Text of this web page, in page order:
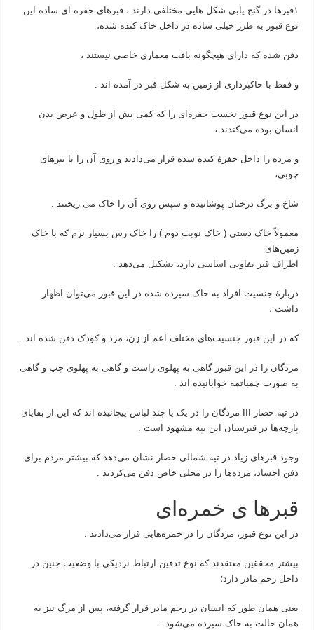
۱قبرها در گنج یابی شکل هایی مختلفی دارند ، قبرهای حفره ای ساده این
نوع قبور به طرز خیلی ساده در داخل خاک کنده شده،
دفن شده که دارای هیچگونه بافت معماری خاصی نیستند ،
و فقط با خاکبرداری از زمین به شکل قبر در آمده اند .
در این نوع قبور نخست حفره‌ای را که کمی یش از طول و عرض بدن
انسان بوده می‌کندند ،
و مرده را داخل حفرهٔ کنده شده قرار می‌دادند و روی آن را با تیرهای
چوبی،
شاخ و برگ درختان پوشانیده و سپس روی آن را خاک می ریختند .
معمولاً خاک دستی ( خاک نوبت دوم ) را خاک رس بسیار نرم که با خاک
زمین‌های
اطراف قبر تفاوتی اساسی دارد، تشکیل می‌دهد .
دربارهٔ جنسیت افراد به خاک سپرده شده در این قبور می‌توان اظهار
داشت ،
که در این قبور جنسیت‌های مختلف اعم از زن، مرد و کودک دفن شده اند .
مردگان را در این قبور گاهی به پهلوی راست و گاهی به پهلوی چپ و گاهی
به صورت چمباتمه خوابانیده اند .
در تپه حصار III مردگان را در یک یا چند لباس پیچانیده اند که این از بقایای
پارچه‌ها در قبرستان این تپه مشهود است .
وجود قبرهای زیاد در تپه شمالی حصار نشان می‌دهد که بیشتر مردم برای
دفن اجساد، مرده‌ها را در محلی خاص دفن می‌کردند .
قبرها ی خمره‌ای
در این نوع قبور، مردگان را در خمره‌هایی قرار می‌دادند .
بیشتر محققین معتقدند که نوع تدفین ارتباط نزدیکی با وضعیت جنین در
داخل رحم مادر دارد؛
یعنی همان طور که انسان در رحم مادر قرار گرفته، پس از مرگ نیز به
همان حالت به خاک سپرده می‌شود .